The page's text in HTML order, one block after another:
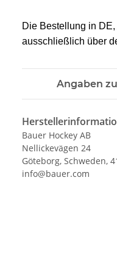
Die Bestellung in DE,
ausschließlich über
Angaben
Bauer Hockey AB
Nellickevägen 24
Göteborg, Schweden,
info@bauer.com